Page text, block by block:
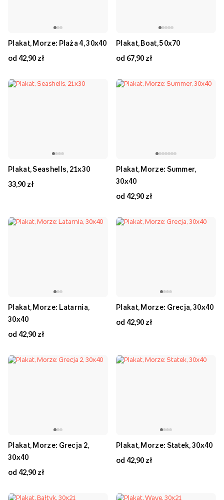
Plakat, Morze: Plaża 4, 30x40
od 42,90 zł
Plakat, Boat, 50x70
od 67,90 zł
Plakat, Seashells, 21x30
33,90 zł
Plakat, Morze: Summer,
30x40
od 42,90 zł
Plakat, Morze: Latarnia,
30x40
od 42,90 zł
Plakat, Morze: Grecja, 30x40
od 42,90 zł
Plakat, Morze: Grecja 2,
30x40
od 42,90 zł
Plakat, Morze: Statek, 30x40
od 42,90 zł